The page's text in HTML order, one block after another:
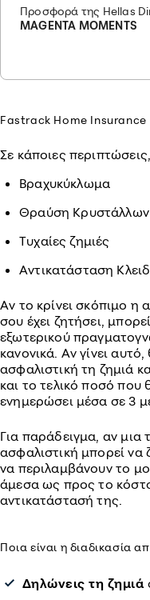
Προσφορά της Hellas
MAGENTA MOMENTS
Fastrack Home Insurance
Σε κάποιες
Βραχυκύκλωμα
Θραύση Κρυστάλλων
Τυχαίες ζημιές
Αντικατάσταση
Aν το κρίνει σκόπιμο η
σου έχει ζητήσει,
εξωτερικού
κανονικά. Αν γίνει
ασφαλιστική τη ζημιά
και το τελικό ποσό που
ενημερώσει μέσα σε 3
Για παράδειγμα, αν μια
ασφαλιστική μπορεί
να περιλαμβάνουν το
άμεσα ως προς το
αντικατάστασή της.
Ποια είναι η διαδικασία
Δηλώνεις τη ζημιά